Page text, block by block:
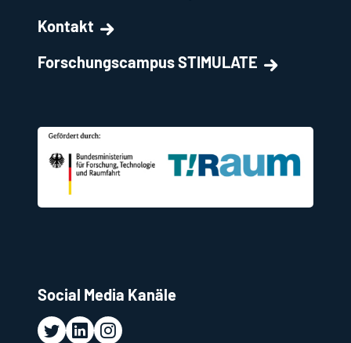
Kontakt
Forschungscampus STIMULATE
Social Media Kanäle